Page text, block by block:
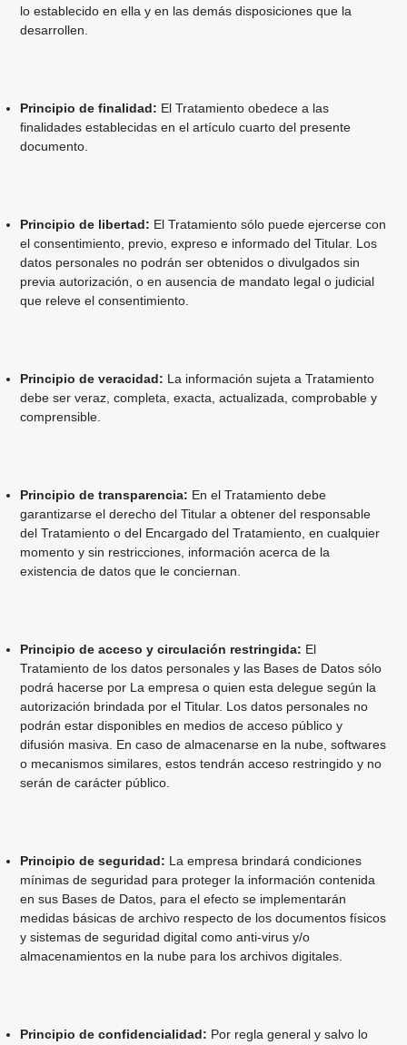
lo establecido en ella y en las demás disposiciones que la
desarrollen.
Principio de finalidad: El Tratamiento obedece a las
finalidades establecidas en el artículo cuarto del presente
documento.
Principio de libertad: El Tratamiento sólo puede ejercerse con
el consentimiento, previo, expreso e informado del Titular. Los
datos personales no podrán ser obtenidos o divulgados sin
previa autorización, o en ausencia de mandato legal o judicial
que releve el consentimiento.
Principio de veracidad: La información sujeta a Tratamiento
debe ser veraz, completa, exacta, actualizada, comprobable y
comprensible.
Principio de transparencia: En el Tratamiento debe
garantizarse el derecho del Titular a obtener del responsable
del Tratamiento o del Encargado del Tratamiento, en cualquier
momento y sin restricciones, información acerca de la
existencia de datos que le conciernan.
Principio de acceso y circulación restringida: El
Tratamiento de los datos personales y las Bases de Datos sólo
podrá hacerse por La empresa o quien esta delegue según la
autorización brindada por el Titular. Los datos personales no
podrán estar disponibles en medios de acceso público y
difusión masiva. En caso de almacenarse en la nube, softwares
o mecanismos similares, estos tendrán acceso restringido y no
serán de carácter público.
Principio de seguridad: La empresa brindará condiciones
mínimas de seguridad para proteger la información contenida
en sus Bases de Datos, para el efecto se implementarán
medidas básicas de archivo respecto de los documentos físicos
y sistemas de seguridad digital como anti-virus y/o
almacenamientos en la nube para los archivos digitales.
Principio de confidencialidad: Por regla general y salvo lo